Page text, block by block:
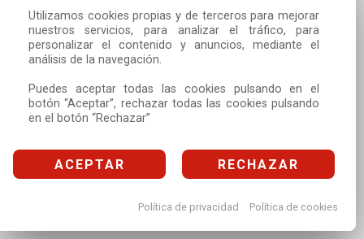
Utilizamos cookies propias y de terceros para mejorar
nuestros servicios, para analizar el tráfico, para
personalizar el contenido y anuncios, mediante el
análisis de la navegación.
Puedes aceptar todas las cookies pulsando en el
botón “Aceptar”, rechazar todas las cookies pulsando
en el botón “Rechazar”
ACEPTAR RECHAZAR
Política de privacidad Política de cookies